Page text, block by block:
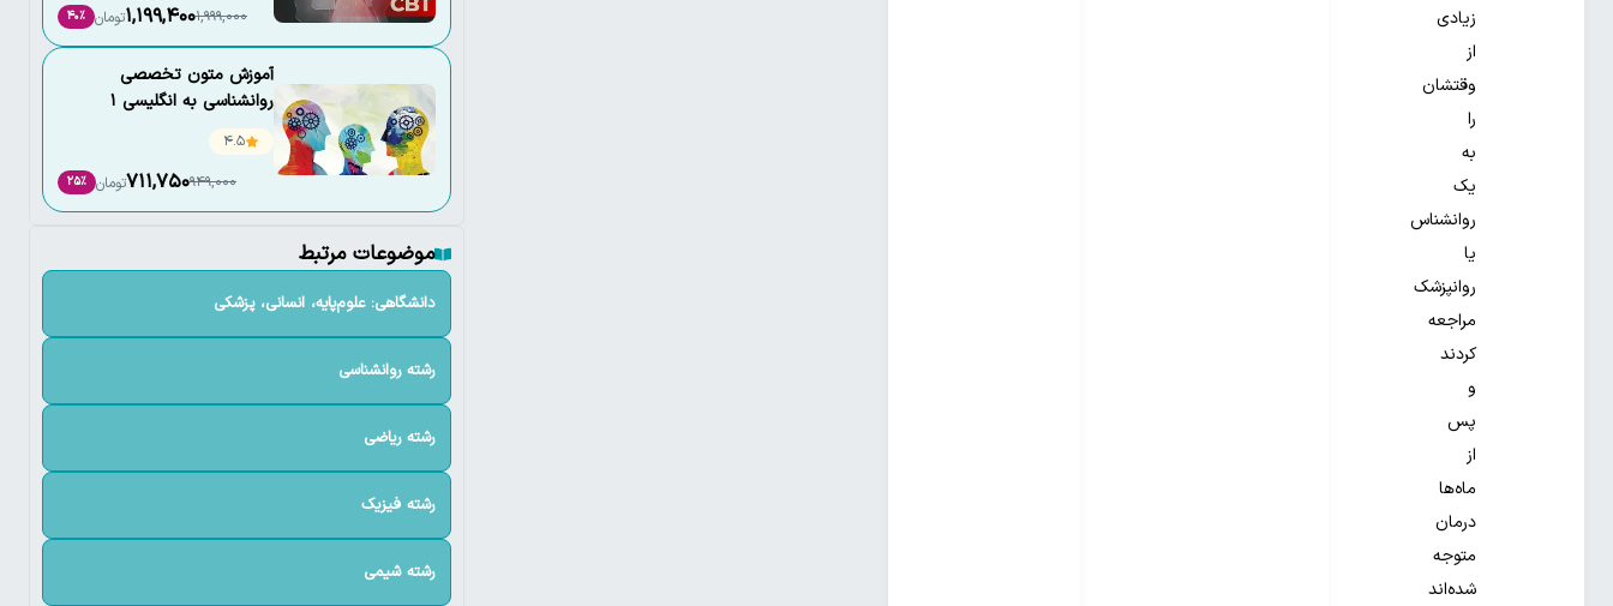
زیادی
از
وقتشان
را
به
یک
روانشناس
یا
روانپزشک
مراجعه
کردند
و
پس
از
ماه‌ها
درمان
متوجه
شده‌اند
1,999,000
1,199,400تومان 40٪
آموزش متون تخصصی
روانشناسی به انگلیسی 1
4.5
949,000
711,750تومان 25٪
موضوعات مرتبط
دانشگاهی: علوم‌پایه، انسانی، پزشکی
رشته روانشناسی
رشته ریاضی
رشته فیزیک
رشته شیمی